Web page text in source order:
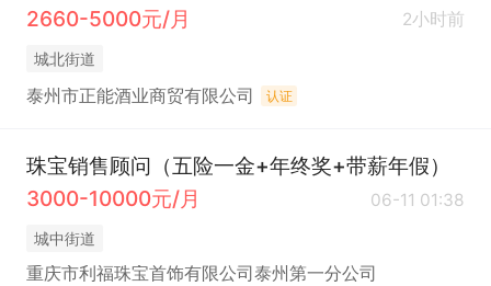
2660-5000元/月
2小时前
城北街道
泰州市正能酒业商贸有限公司 认证
珠宝销售顾问（五险一金+年终奖+带薪年假）
3000-10000元/月
06-11 01:38
城中街道
重庆市利福珠宝首饰有限公司泰州第一分公司